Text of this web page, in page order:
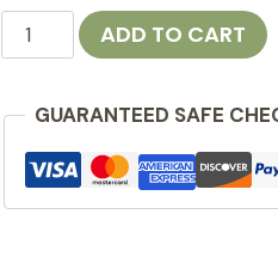
Online
Gift
quantity
ADD TO CART
GUARANTEED SAFE